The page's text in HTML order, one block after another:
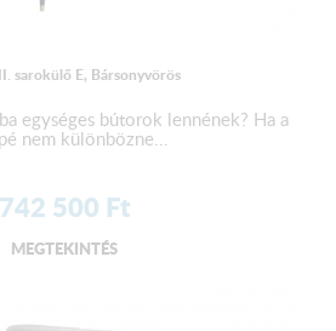
sarokülő E, Bársonyvörös
egységes bútorok lennének? Ha a
nem különbözne...
742 500 Ft
MEGTEKINTÉS